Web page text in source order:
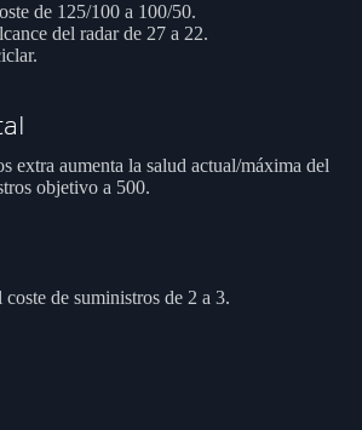
de 125/100 a 100/50.
del radar de 27 a 22.
extra aumenta la salud actual/máxima del
objetivo a 500.
coste de suministros de 2 a 3.